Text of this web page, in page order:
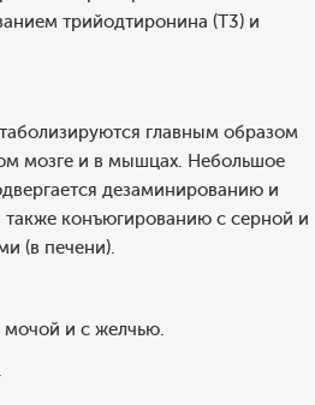
трийодтиронина (T3) и
главным образом
мозге и в мышцах. Небольшое
дезаминированию и
конъюгированию с серной и
(в печени).
мочой и с желчью.